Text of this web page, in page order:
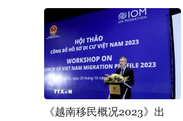
《越南移民概况2023》出